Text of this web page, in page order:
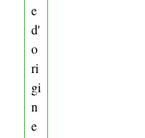
e
d'
o
ri
gi
n
e